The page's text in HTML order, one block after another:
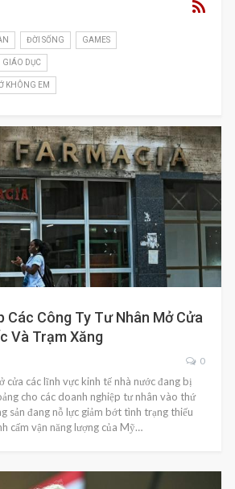
ĐỜI SỐNG GAMES
GIÁO DỤC
KHÔNG EM
Các Công Ty Tư Nhân Mở Cửa
Và Trạm Xăng
0
cửa các lĩnh vực kinh tế nhà nước đang bị
cho các doanh nghiệp tư nhân vào thứ
sản đang nỗ lực giảm bớt tình trạng thiếu
cấm vận năng lượng của Mỹ…